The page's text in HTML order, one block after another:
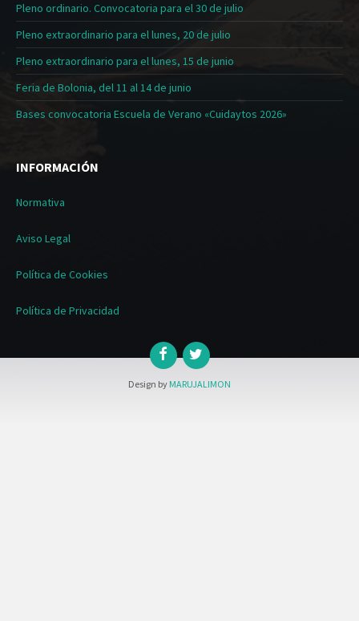
Pleno ordinario. Convocatoria para el 30 de julio
Pleno extraordinario para el lunes, 20 de julio
Pleno extraordinario para el lunes, 15 de junio
Feria de Bolonia, del 11 al 14 de junio
Bases convocatoria Escuela de Verano «Cuidaytos 2026»
INFORMACIÓN
Normativa
Aviso Legal
Política de Cookies
Política de Privacidad
Design by MARUJALIMON